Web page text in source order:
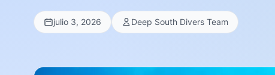
julio 3, 2026 Deep South Divers Team